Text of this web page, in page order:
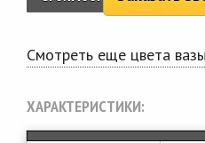
Смотреть еще цвета
ХАРАКТЕРИСТИКИ: